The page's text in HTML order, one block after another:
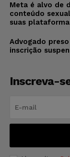
Meta é alvo de
conteúdo
suas
Advogado
inscrição
Inscreva-